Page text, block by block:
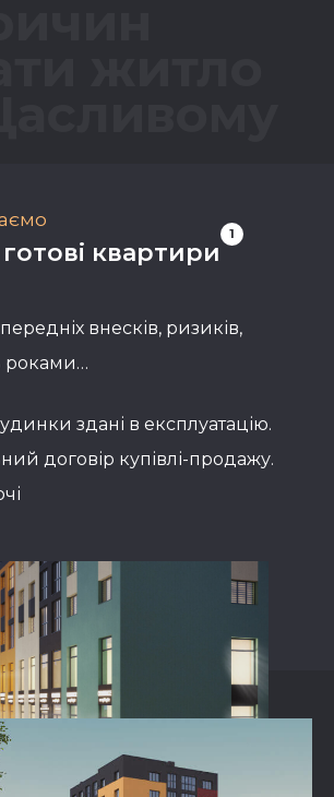
квартири
1
внесків, ризиків,
роками…
здані в експлуатацію.
договір купівлі-продажу.